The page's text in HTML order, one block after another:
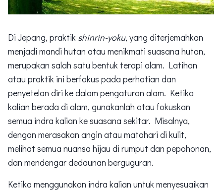
Di Jepang, praktik shinrin-yoku, yang diterjemahkan
menjadi mandi hutan atau menikmati suasana hutan,
merupakan salah satu bentuk terapi alam. Latihan
atau praktik ini berfokus pada perhatian dan
penyetelan diri ke dalam pengaturan alam. Ketika
kalian berada di alam, gunakanlah atau fokuskan
semua indra kalian ke suasana sekitar. Misalnya,
dengan merasakan angin atau matahari di kulit,
melihat semua nuansa hijau di rumput dan pepohonan,
dan mendengar dedaunan berguguran.
Ketika menggunakan indra kalian untuk menyesuaikan